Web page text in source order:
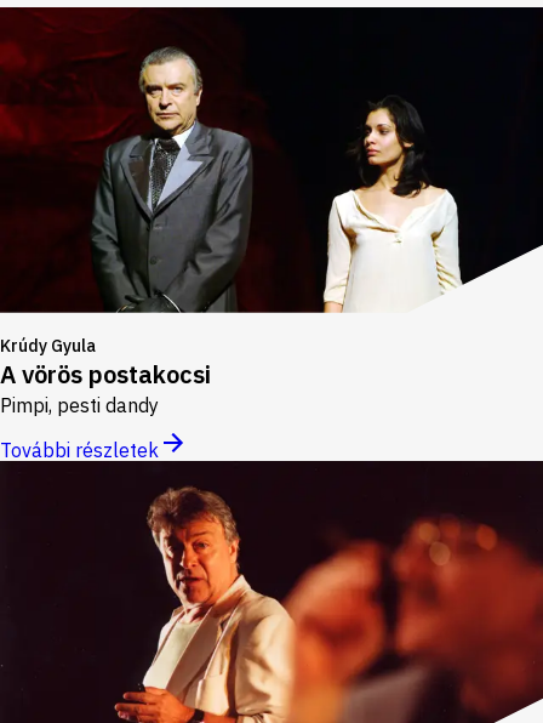
Krúdy Gyula
A vörös postakocsi
Pimpi, pesti dandy
További részletek